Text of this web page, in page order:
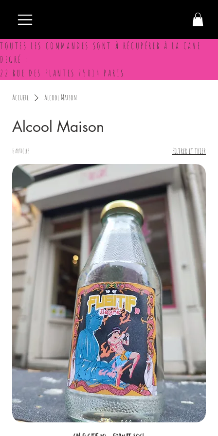
Accueil Alcool Maison
Alcool Maison
6 articles Filtrer et trier
TOUTES LES COMMANDES SONT À RÉCUPÉRER À LA CAVE
DEGRÉ :
22 RUE DES PLANTES 75014 PARIS